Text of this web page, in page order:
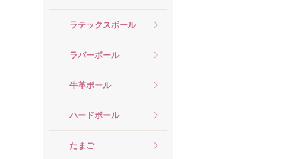
ラテックスボール
ラバーボール
牛革ボール
ハードボール
たまご